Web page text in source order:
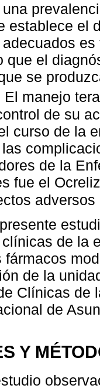
establece el
que el
se
El manejo
de su
curso de la
de la
fue el
de la
fármacos
de la
Clínicas de
de
Y